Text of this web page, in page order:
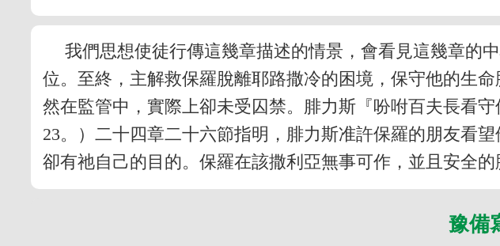
我們思想使徒行傳這幾章描述的情景，會看見這幾章的
位。至終，主解救保羅脫離耶路撒冷的困境，保守他的生
然在監管中，實際上卻未受囚禁。腓力斯『吩咐百夫長看
23。）二十四章二十六節指明，腓力斯准許保羅的朋友看
卻有祂自己的目的。保羅在該撒利亞無事可作，並且安全的
豫備